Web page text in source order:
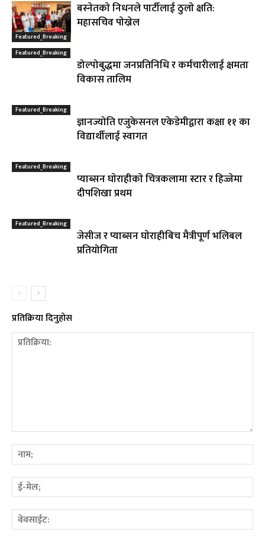
Featured_Breaking
बस्नेतकाे निधनले पार्टीलाई ठुलाे क्षति:
महासचिव पाेख्रेल
Featured_Breaking
डोल्पोबुद्धमा जनप्रतिनिधि र कर्मचारीलाई क्षमता
विकास तालिम
Featured_Breaking
ज्ञानज्योति एजुकेसनल एकेडेमीद्वारा कक्षा ११ का
विद्यार्थीलाई स्वागत
Featured_Breaking
प्याब्सन घाेराहीकाे चित्रकलामा स्टार र हिज्जेमा
दीपशिखा प्रथम
Featured_Breaking
जेसीज र प्याब्सन घाेराहीबिच मैत्रीपूर्ण भलिबल
प्रतियोगिता
प्रतिक्रिया दिनुहोस